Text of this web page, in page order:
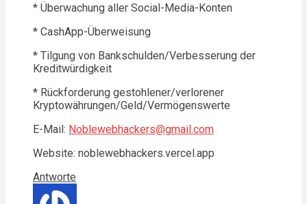
* Überwachung aller Social-Media-Konten
* CashApp-Überweisung
* Tilgung von Bankschulden/Verbesserung der
Kreditwürdigkeit
* Rückforderung gestohlener/verlorener
Kryptowährungen/Geld/Vermögenswerte
E-Mail: Noblewebhackers@gmail.com
Website: noblewebhackers.vercel.app
Antworte